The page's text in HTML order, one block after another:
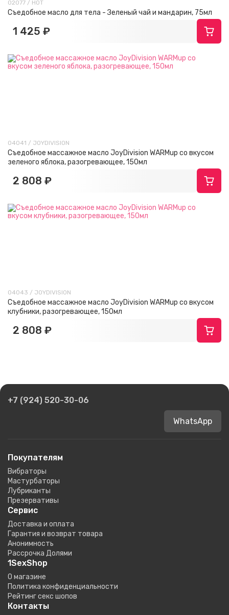
02077 / HOT
Съедобное масло для тела - Зеленый чай и мандарин, 75мл
1 425 ₽
04041 / JOYDIVISION
Съедобное массажное масло JoyDivision WARMup со вкусом
зеленого яблока, разогревающее, 150мл
2 808 ₽
04043 / JOYDIVISION
Съедобное массажное масло JoyDivision WARMup со вкусом
клубники, разогревающее, 150мл
2 808 ₽
+7 (924) 520-30-06
WhatsApp
Покупателям
Вибраторы
Мастурбаторы
Лубриканты
Презервативы
Сервис
Доставка и оплата
Гарантия и возврат товара
Анонимность
Рассрочка Долями
1SexShop
О магазине
Политика конфиденциальности
Рейтинг секс шопов
Контакты